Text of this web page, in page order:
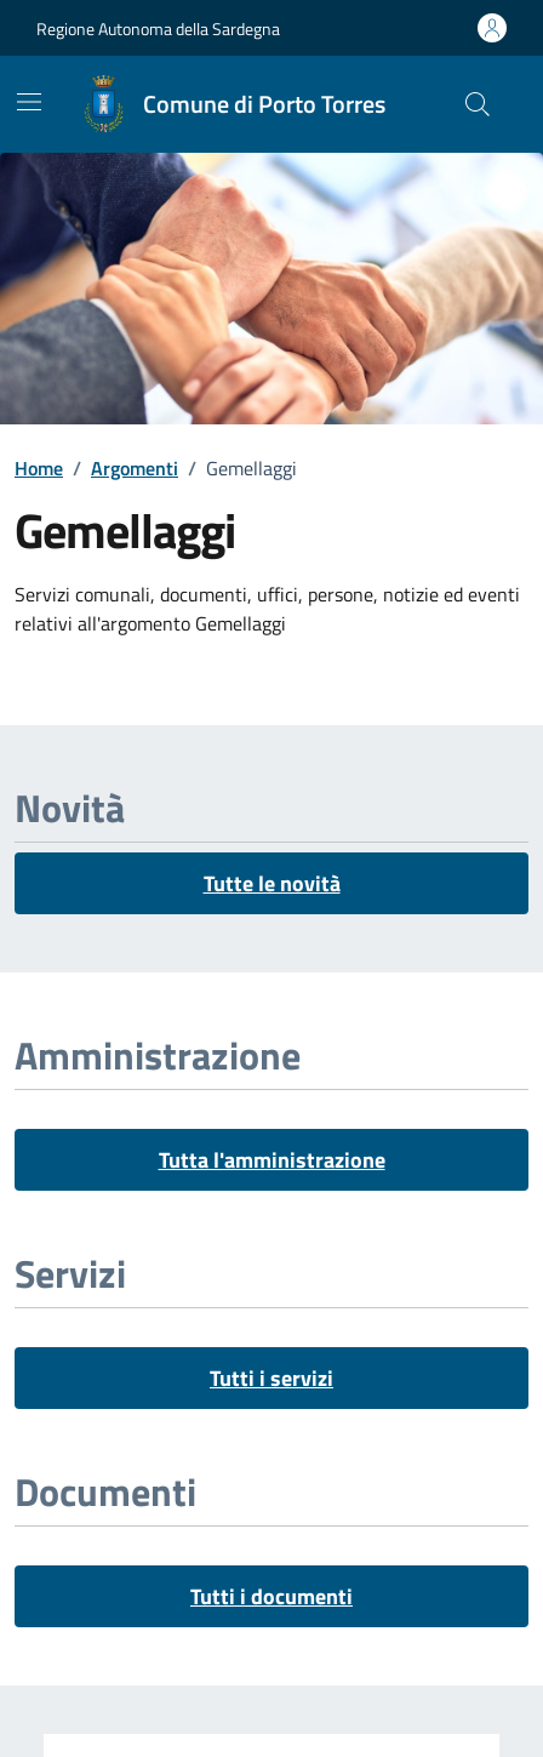
Regione Autonoma della Sardegna
Comune di Porto Torres
Home / Argomenti / Gemellaggi
Gemellaggi
Dettagli dell'argomento
Servizi comunali, documenti, uffici, persone, notizie ed eventi
relativi all'argomento Gemellaggi
Novità
Tutte le novità
Amministrazione
Tutta l'amministrazione
Servizi
Tutti i servizi
Documenti
Tutti i documenti